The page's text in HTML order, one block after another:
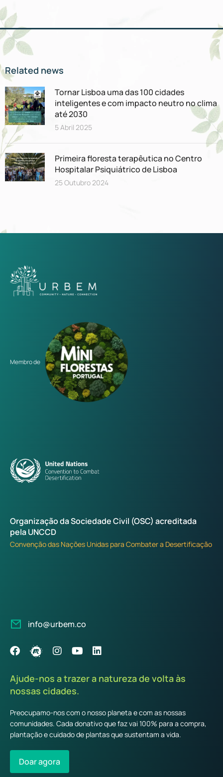
Related news
Tornar Lisboa uma das 100 cidades
inteligentes e com impacto neutro no clima
até 2030
5 Abril 2025
Primeira floresta terapêutica no Centro
Hospitalar Psiquiátrico de Lisboa
25 Outubro 2024
Membro de
Organização da Sociedade Civil (OSC) acreditada
pela UNCCD
Convenção das Nações Unidas para Combater a Desertificação
info@urbem.co
Ajude-nos a trazer a natureza de volta às
nossas cidades.
Preocupamo-nos com o nosso planeta e com as nossas
comunidades. Cada donativo que faz vai 100% para a compra,
plantação e cuidado de plantas que sustentam a vida.
Doar agora